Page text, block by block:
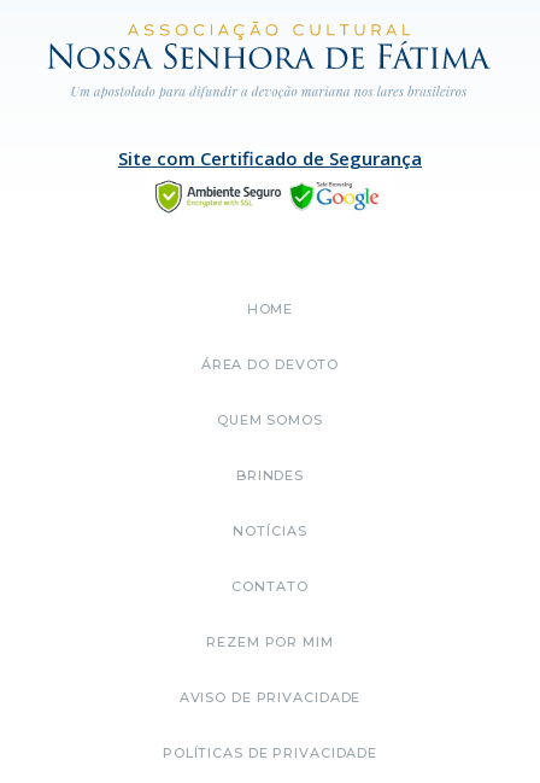
Site com Certificado de Segurança
HOME
ÁREA DO DEVOTO
QUEM SOMOS
BRINDES
NOTÍCIAS
CONTATO
REZEM POR MIM
AVISO DE PRIVACIDADE
POLÍTICAS DE PRIVACIDADE